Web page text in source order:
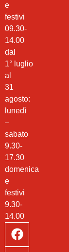
e
festivi
09.30-
14.00
dal
1° luglio
al
31
agosto:
lunedì
–
sabato
9.30-
17.30
domenica
e
festivi
9.30-
14.00